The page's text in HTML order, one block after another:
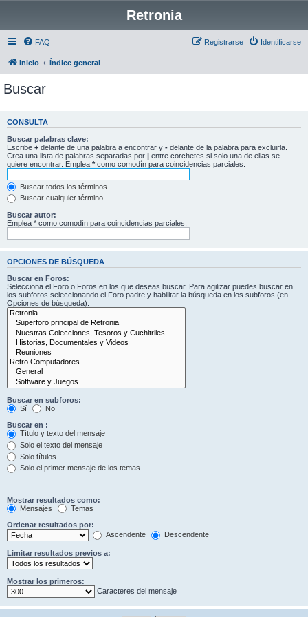
Retronia
FAQ Identificarse
Registrarse
Inicio Índice general
Buscar
CONSULTA
Buscar palabras clave:
Escribe + delante de una palabra a encontrar y - delante de la palabra para excluirla.
Crea una lista de palabras separadas por | entre corchetes si solo una de ellas se
quiere encontrar. Emplea * como comodín para coincidencias parciales.
Buscar todos los términos
Buscar cualquier término
Buscar autor:
Emplea * como comodín para coincidencias parciales.
OPCIONES DE BÚSQUEDA
Buscar en Foros:
Selecciona el Foro o Foros en los que deseas buscar. Para agilizar puedes buscar en
los subforos seleccionando el Foro padre y habilitar la búsqueda en los subforos (en
Opciones de búsqueda).
Buscar en subforos:
Sí
No
Buscar en :
Título y texto del mensaje
Solo el texto del mensaje
Solo títulos
Solo el primer mensaje de los temas
Mostrar resultados como:
Mensajes
Temas
Ordenar resultados por:
Ascendente
Descendente
Limitar resultados previos a:
Mostrar los primeros:
Caracteres del mensaje